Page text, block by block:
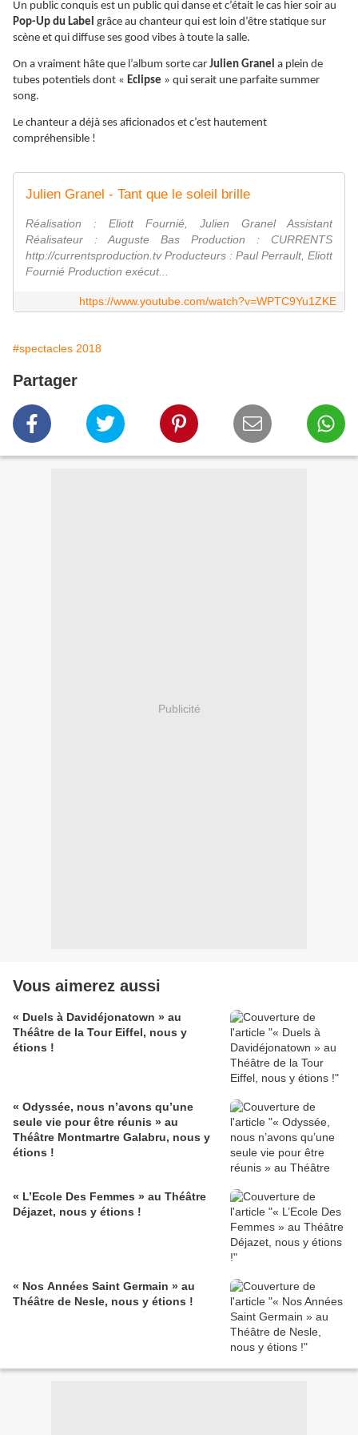
Un public conquis est un public qui danse et c’était le cas hier soir au
Pop-Up du Label grâce au chanteur qui est loin d’être statique sur
scène et qui diffuse ses good vibes à toute la salle.
On a vraiment hâte que l’album sorte car Julien Granel a plein de
tubes potentiels dont « Eclipse » qui serait une parfaite summer
song.
Le chanteur a déjà ses aficionados et c’est hautement
compréhensible !
Julien Granel - Tant que le soleil brille
Réalisation : Eliott Fournié, Julien Granel Assistant
Réalisateur : Auguste Bas Production : CURRENTS
http://currentsproduction.tv Producteurs : Paul Perrault, Eliott
Fournié Production exécut...
https://www.youtube.com/watch?v=WPTC9Yu1ZKE
#spectacles 2018
Partager
Publicité
Vous aimerez aussi
« Duels à Davidéjonatown » au
Théâtre de la Tour Eiffel, nous y
étions !
« Odyssée, nous n’avons qu’une
seule vie pour être réunis » au
Théâtre Montmartre Galabru, nous y
étions !
« L’Ecole Des Femmes » au Théâtre
Déjazet, nous y étions !
« Nos Années Saint Germain » au
Théâtre de Nesle, nous y étions !